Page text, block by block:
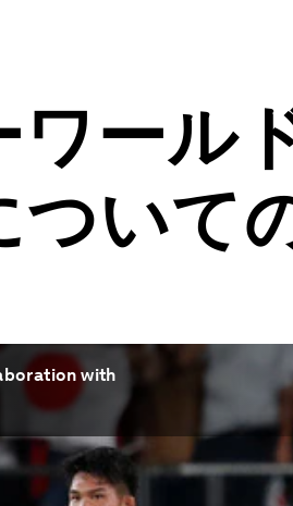
ワール
ついて
with